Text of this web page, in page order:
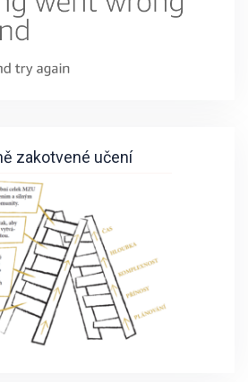
zakotvené učení